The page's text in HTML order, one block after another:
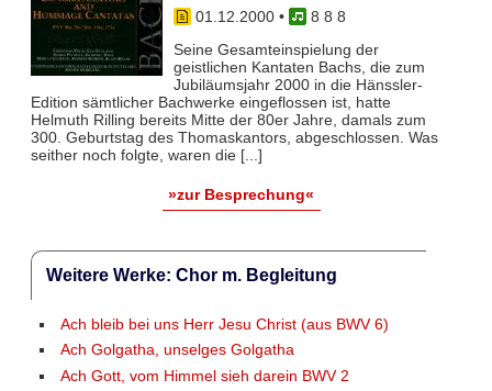
01.12.2000•
8 8 8
Seine Gesamteinspielung der
geistlichen Kantaten Bachs, die zum
Jubiläumsjahr 2000 in die Hänssler-
Edition sämtlicher Bachwerke eingeflossen ist, hatte
Helmuth Rilling bereits Mitte der 80er Jahre, damals zum
300. Geburtstag des Thomaskantors, abgeschlossen. Was
seither noch folgte, waren die [...]
»zur Besprechung«
Weitere Werke: Chor m. Begleitung
Ach bleib bei uns Herr Jesu Christ (aus BWV 6)
Ach Golgatha, unselges Golgatha
Ach Gott, vom Himmel sieh darein BWV 2